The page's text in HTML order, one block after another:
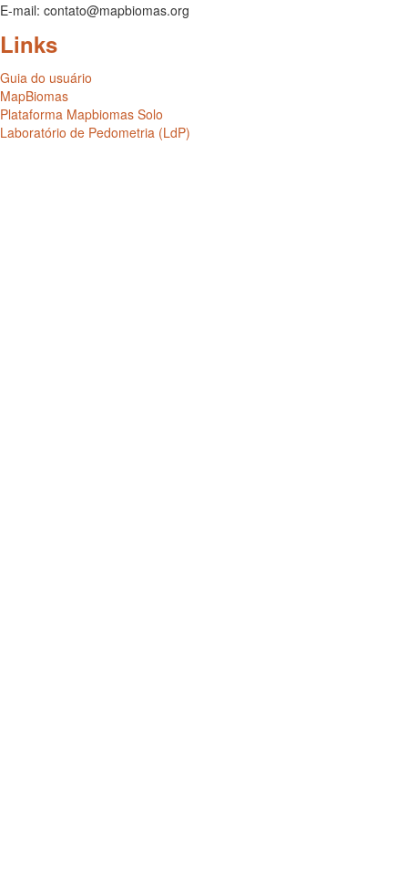
E-mail: contato@mapbiomas.org
Links
Guia do usuário
MapBiomas
Plataforma Mapbiomas Solo
Laboratório de Pedometria (LdP)